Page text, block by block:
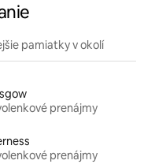
pamiatky v okolí
prenájmy
prenájmy